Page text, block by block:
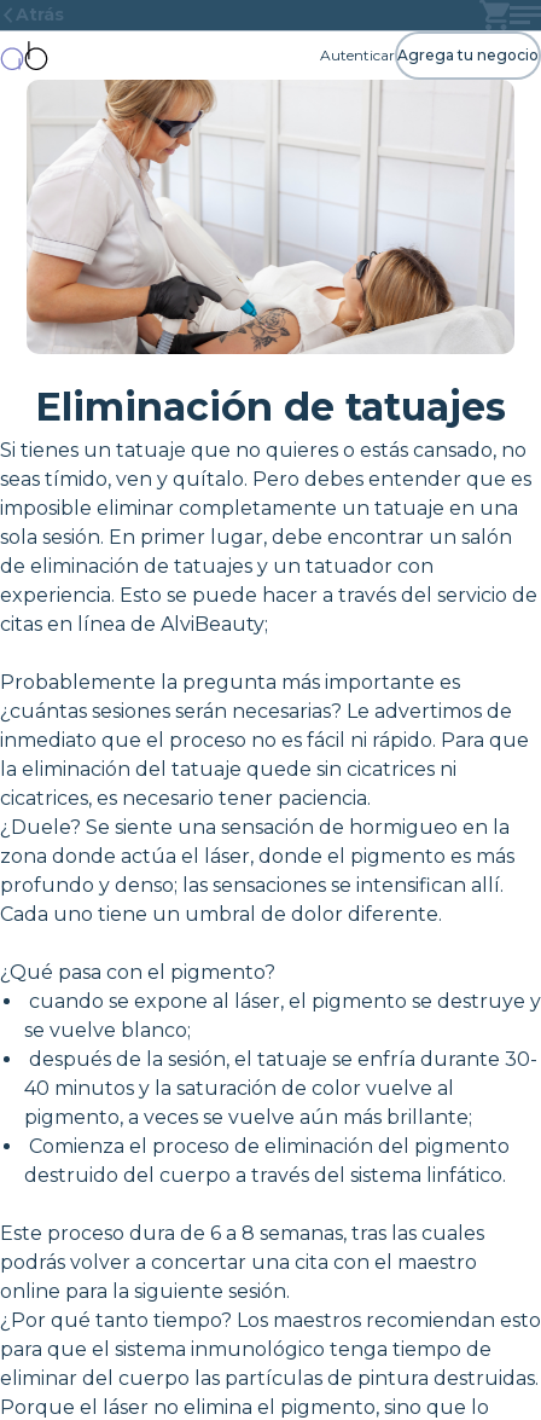
Atrás
AutenticarAgrega tu negocio
Eliminación de tatuajes
Si tienes un tatuaje que no quieres o estás cansado, no
seas tímido, ven y quítalo. Pero debes entender que es
imposible eliminar completamente un tatuaje en una
sola sesión. En primer lugar, debe encontrar un salón
de eliminación de tatuajes y un tatuador con
experiencia. Esto se puede hacer a través del servicio de
citas en línea de AlviBeauty;
Probablemente la pregunta más importante es
¿cuántas sesiones serán necesarias? Le advertimos de
inmediato que el proceso no es fácil ni rápido. Para que
la eliminación del tatuaje quede sin cicatrices ni
cicatrices, es necesario tener paciencia.
¿Duele? Se siente una sensación de hormigueo en la
zona donde actúa el láser, donde el pigmento es más
profundo y denso; las sensaciones se intensifican allí.
Cada uno tiene un umbral de dolor diferente.
¿Qué pasa con el pigmento?
cuando se expone al láser, el pigmento se destruye y
se vuelve blanco;
después de la sesión, el tatuaje se enfría durante 30-
40 minutos y la saturación de color vuelve al
pigmento, a veces se vuelve aún más brillante;
Comienza el proceso de eliminación del pigmento
destruido del cuerpo a través del sistema linfático.
Este proceso dura de 6 a 8 semanas, tras las cuales
podrás volver a concertar una cita con el maestro
online para la siguiente sesión.
¿Por qué tanto tiempo? Los maestros recomiendan esto
para que el sistema inmunológico tenga tiempo de
eliminar del cuerpo las partículas de pintura destruidas.
Porque el láser no elimina el pigmento, sino que lo